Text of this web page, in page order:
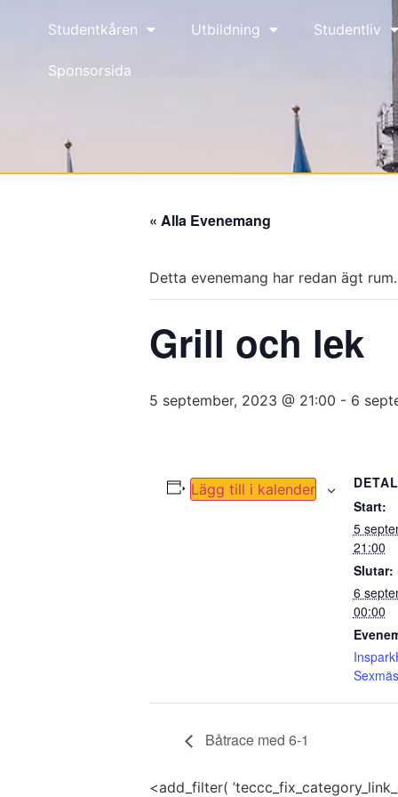
Studentkåren Utbildning Studentliv
Sponsorsida
« Alla Evenemang
Detta evenemang har redan ägt rum.
Grill och lek
5 september, 2023 @ 21:00 - 6
Lägg till i kalender
Start:
5
21:00
Slutar:
6
00:00
Båtrace med 6-1
<add_filter(